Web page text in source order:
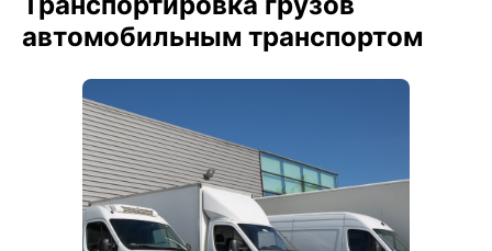
автомобильным транспортом